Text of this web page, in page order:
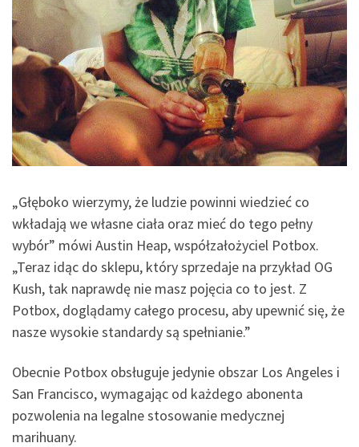
„Głęboko wierzymy, że ludzie powinni wiedzieć co
wkładają we własne ciała oraz mieć do tego pełny
wybór” mówi Austin Heap, współzałożyciel Potbox.
„Teraz idąc do sklepu, który sprzedaje na przykład OG
Kush, tak naprawdę nie masz pojęcia co to jest. Z
Potbox, doglądamy całego procesu, aby upewnić się, że
nasze wysokie standardy są spełnianie.”
Obecnie Potbox obsługuje jedynie obszar Los Angeles i
San Francisco, wymagając od każdego abonenta
pozwolenia na legalne stosowanie medycznej
marihuany.